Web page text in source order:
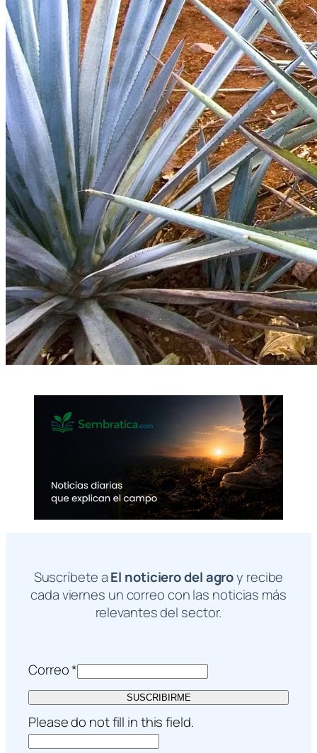
Suscríbete aEl noticiero del agroy recibe
cada viernes un correo con las noticias más
relevantes del sector.
Correo*
SUSCRIBIRME
Please do not fill in this field.